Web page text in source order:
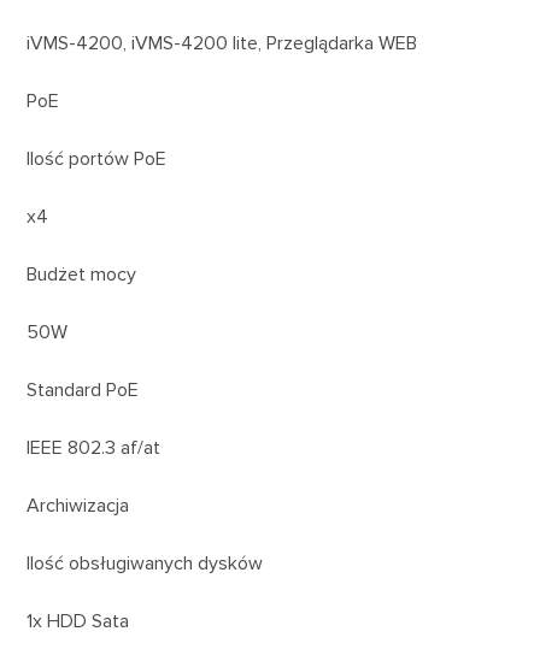
iVMS-4200, iVMS-4200 lite, Przeglądarka WEB
PoE
Ilość portów PoE
x4
Budżet mocy
50W
Standard PoE
IEEE 802.3 af/at
Archiwizacja
Ilość obsługiwanych dysków
1x HDD Sata